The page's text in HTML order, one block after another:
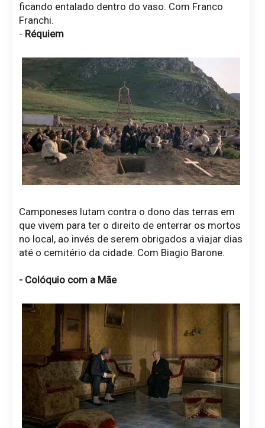
ficando entalado dentro do vaso. Com Franco
Franchi.
- Réquiem
Camponeses lutam contra o dono das terras em
que vivem para ter o direito de enterrar os mortos
no local, ao invés de serem obrigados a viajar dias
até o cemitério da cidade. Com Biagio Barone.
- Colóquio com a Mãe